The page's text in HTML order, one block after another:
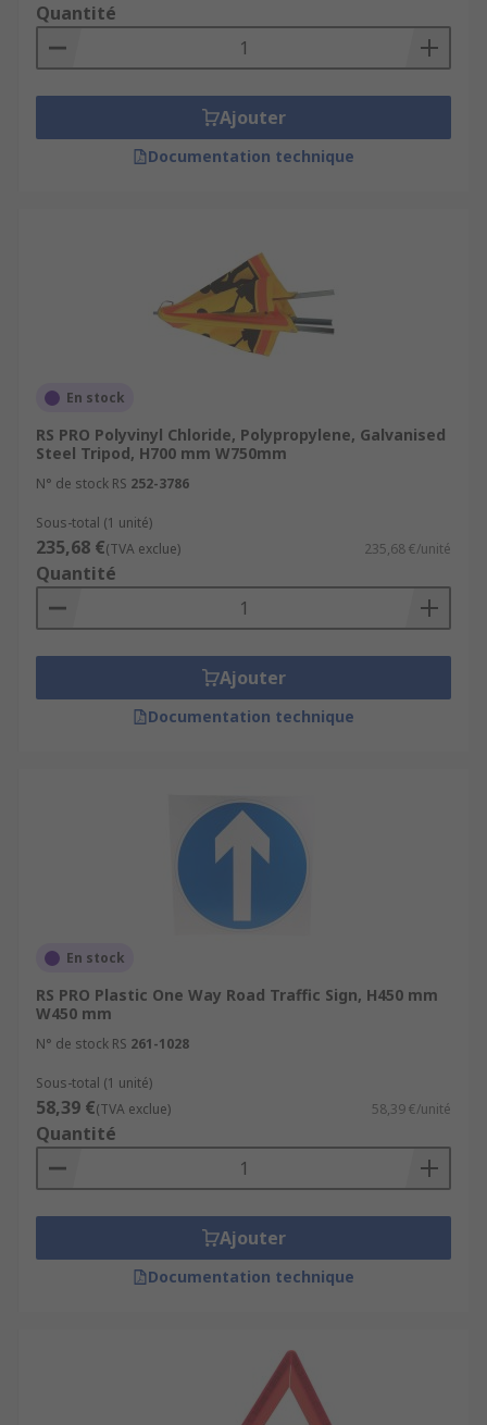
Quantité
Ajouter
Documentation technique
En stock
RS PRO Polyvinyl Chloride, Polypropylene, Galvanised
Steel Tripod, H700 mm W750mm
N° de stock RS 252-3786
Sous-total (1 unité)
235,68 €(TVA exclue) 235,68 €/unité
Quantité
Ajouter
Documentation technique
En stock
RS PRO Plastic One Way Road Traffic Sign, H450 mm
W450 mm
N° de stock RS 261-1028
Sous-total (1 unité)
58,39 €(TVA exclue) 58,39 €/unité
Quantité
Ajouter
Documentation technique